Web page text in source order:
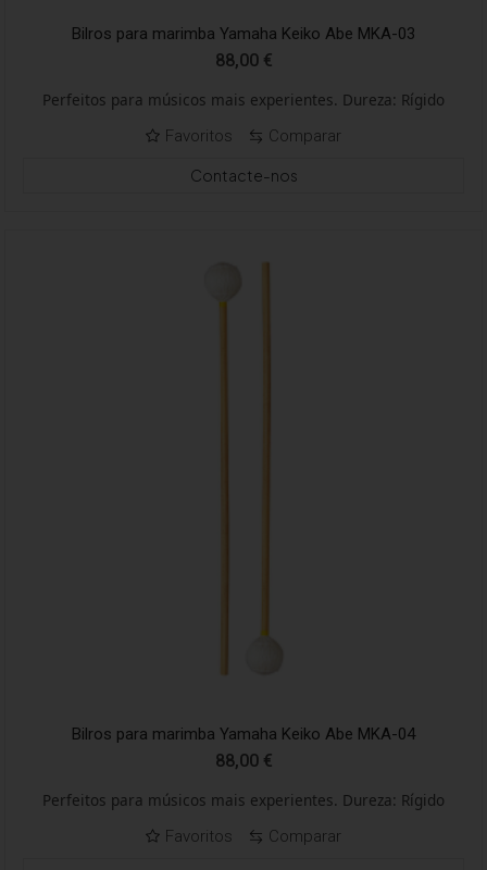
Bilros para marimba Yamaha Keiko Abe MKA-03
88,00 €
Perfeitos para músicos mais experientes. Dureza: Rígido
Favoritos
Comparar
Contacte-nos
Bilros para marimba Yamaha Keiko Abe MKA-04
88,00 €
Perfeitos para músicos mais experientes. Dureza: Rígido
Favoritos
Comparar